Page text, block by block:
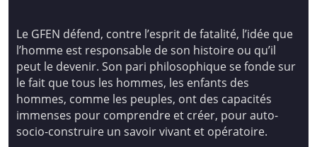
Le GFEN défend, contre l’esprit de fatalité, l’idée que
l’homme est responsable de son histoire ou qu’il
peut le devenir. Son pari philosophique se fonde sur
le fait que tous les hommes, les enfants des
hommes, comme les peuples, ont des capacités
immenses pour comprendre et créer, pour auto-
socio-construire un savoir vivant et opératoire.